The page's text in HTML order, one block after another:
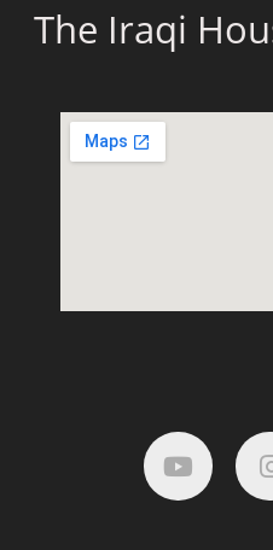
The Iraqi